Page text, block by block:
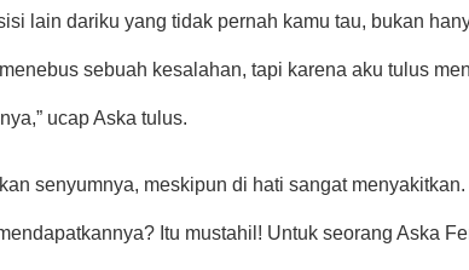
lain dariku yang tidak pernah kamu tau, bukan
sebuah kesalahan, tapi karena aku tulus
ucap Aska tulus.
senyumnya, meskipun di hati sangat
Itu mustahil! Untuk seorang Aska